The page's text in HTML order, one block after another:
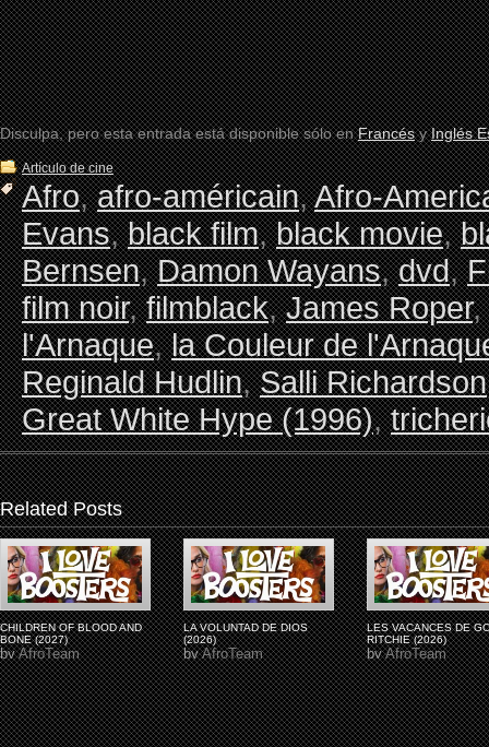
Disculpa, pero esta entrada está disponible sólo enFrancésyInglés
Artículo de cine
Afro,afro-américain,Afro-
Evans,black film,black movie,
Bernsen,Damon Wayans,dvd,
film noir,filmblack,James Roper,
l'Arnaque,la Couleur de
Reginald Hudlin,Salli Richardson
Great White Hype (1996),
Related Posts
CHILDREN OF BLOOD AND
BONE (2027)
byAfroTeam
LA VOLUNTAD DE DIOS
(2026)
byAfroTeam
LES VACANCES DE
RITCHIE (2026)
byAfroTeam